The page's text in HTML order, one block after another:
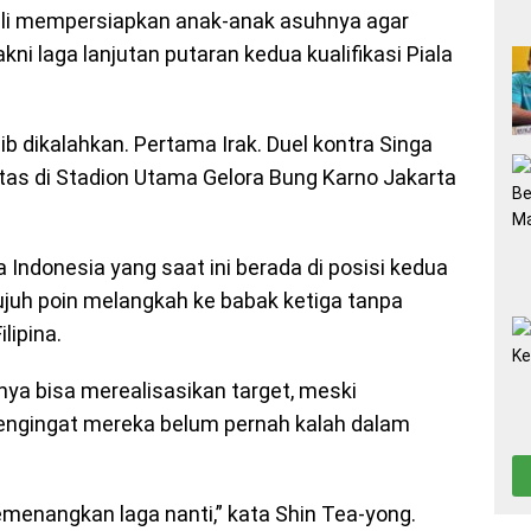
mempersiapkan anak-anak asuhnya agar
laga lanjutan putaran kedua kualifikasi Piala
dikalahkan. Pertama Irak. Duel kontra Singa
di Stadion Utama Gelora Bung Karno Jakarta
yang saat ini berada di posisi kedua
poin melangkah ke babak ketiga tanpa
bisa merealisasikan target, meski
mereka belum pernah kalah dalam
laga nanti,” kata Shin Tea-yong.